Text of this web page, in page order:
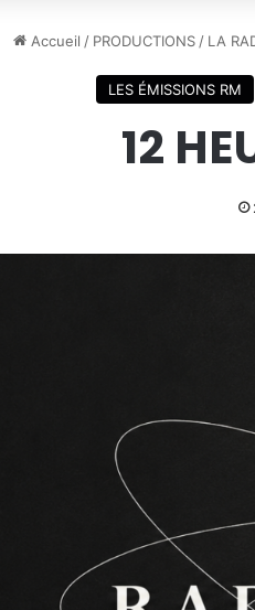
Accueil / PRODUCTIONS / LA
LES ÉMISSIONS RM
12